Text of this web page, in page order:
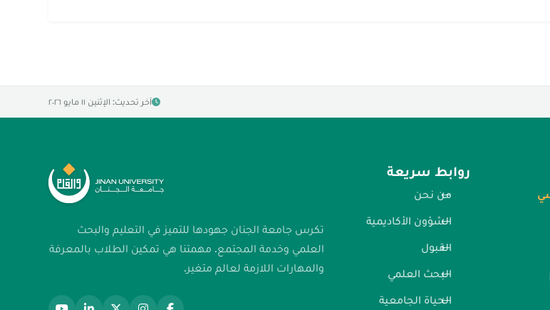
آخر تحديث: الإثنين ١١ مايو ٢٠٢٦
تكرس جامعة الجنان جهودها للتميز في التعليم والبحث
العلمي وخدمة المجتمع. مهمتنا هي تمكين الطلاب بالمعرفة
والمهارات اللازمة لعالم متغير.
روابط سريعة
من نحن
الشؤون الأكاديمية
القبول
البحث العلمي
الحياة الجامعية